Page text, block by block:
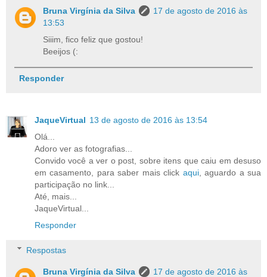
Bruna Virgínia da Silva
17 de agosto de 2016 às
13:53
Siiim, fico feliz que gostou!
Beeijos (:
Responder
JaqueVirtual 13 de agosto de 2016 às 13:54
Olá...
Adoro ver as fotografias...
Convido você a ver o post, sobre itens que caiu em desuso
em casamento, para saber mais click aqui, aguardo a sua
participação no link...
Até, mais...
JaqueVirtual...
Responder
Respostas
Bruna Virgínia da Silva
17 de agosto de 2016 às